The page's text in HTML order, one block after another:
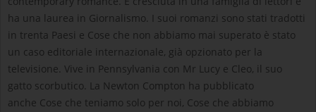
ha una laurea in Giornalismo. I suoi romanzi sono stati tradotti
in trenta Paesi e Cose che non abbiamo mai superato è stato
un caso editoriale internazionale, già opzionato per la
televisione. Vive in Pennsylvania con Mr Lucy e Cleo, il suo
gatto scorbutico. La Newton Compton ha pubblicato
anche Cose che teniamo solo per noi, Cose che abbiamo